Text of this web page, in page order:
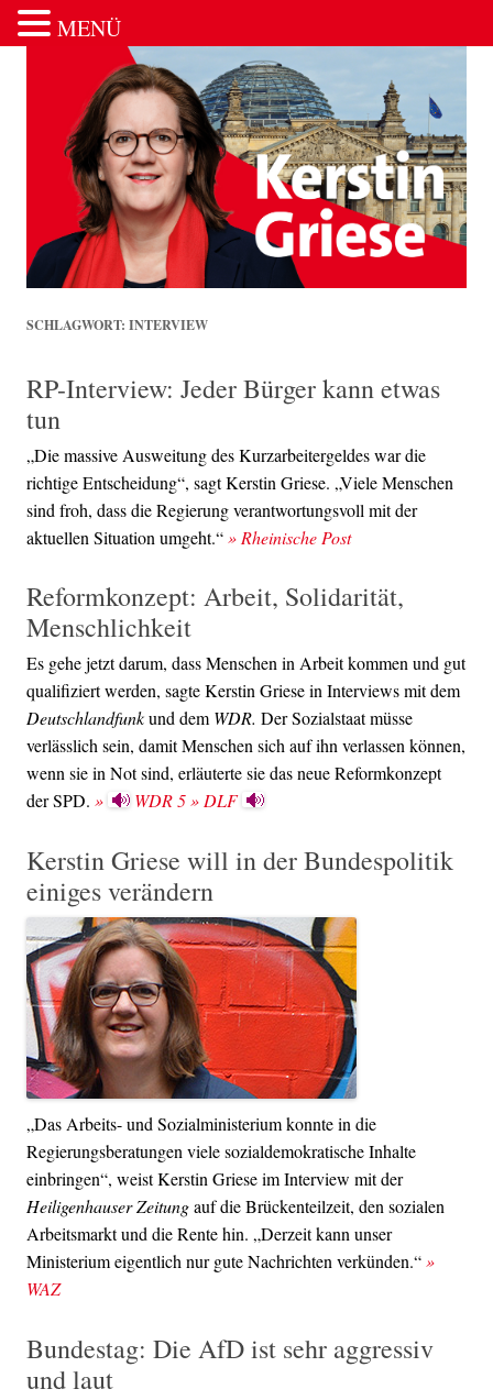
Zum Inhalt springen
SCHLAGWORT: INTERVIEW
RP-Interview: Jeder Bürger kann etwas
tun
„Die massive Ausweitung des Kurzarbeitergeldes war die
richtige Entscheidung“, sagt Kerstin Griese. „Viele Menschen
sind froh, dass die Regierung verantwortungsvoll mit der
aktuellen Situation umgeht.“» Rheinische Post
Reformkonzept: Arbeit, Solidarität,
Menschlichkeit
Es gehe jetzt darum, dass Menschen in Arbeit kommen und gut
qualifiziert werden, sagte Kerstin Griese in Interviews mit dem
Deutschlandfunkund dem WDR. Der Sozialstaat müsse
verlässlich sein, damit Menschen sich auf ihn verlassen können,
wenn sie in Not sind, erläuterte sie das neue Reformkonzept
der SPD. » WDR 5» DLF
Kerstin Griese will in der Bundespolitik
einiges verändern
„Das Arbeits- und Sozialministerium konnte in die
Regierungsberatungen viele sozialdemokratische Inhalte
einbringen“, weist Kerstin Griese im Interview mit der
Heiligenhauser Zeitungauf die Brückenteilzeit, den sozialen
Arbeitsmarkt und die Rente hin. „Derzeit kann unser
Ministerium eigentlich nur gute Nachrichten verkünden.“»
WAZ
Bundestag: Die AfD ist sehr aggressiv
und laut
MENÜ